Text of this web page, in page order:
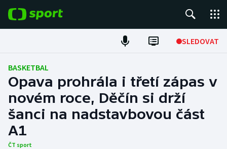
SLEDOVAT
Fotbal
Hokej
Tenis
Atletika
BASKETBAL
Opava prohrála i třetí zápas v
novém roce, Děčín si drží
šanci na nadstavbovou část
A1
ČT sport